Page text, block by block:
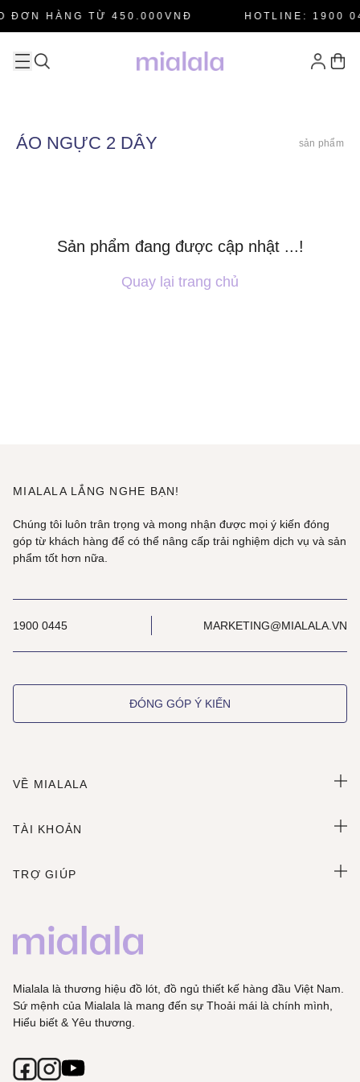
ĐƠN HÀNG TỪ 450.000VNĐ HOTLINE: 1900
ÁO NGỰC 2 DÂY sản phẩm
Sản phẩm đang được cập nhật ...!
Quay lại trang chủ
MIALALA LẮNG NGHE BẠN!
Chúng tôi luôn trân trọng và mong nhận được mọi ý kiến đóng
góp từ khách hàng để có thể nâng cấp trải nghiệm dịch vụ và sản
phẩm tốt hơn nữa.
1900 0445 MARKETING@MIALALA.VN
ĐÓNG GÓP Ý KIẾN
VỀ MIALALA
TÀI KHOẢN
TRỢ GIÚP
Mialala là thương hiệu đồ lót, đồ ngủ thiết kế hàng đầu Việt Nam.
Sứ mệnh của Mialala là mang đến sự Thoải mái là chính mình,
Hiểu biết & Yêu thương.